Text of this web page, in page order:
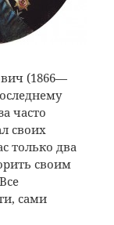
(1866—
часто
своих
только два
своим
сами